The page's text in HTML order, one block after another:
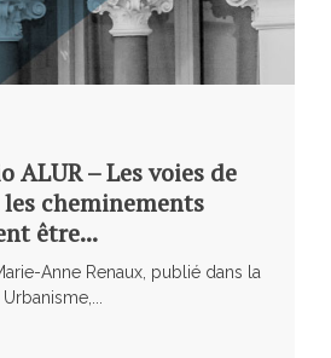
ALUR – Les voies de
cheminements
être...
Anne Renaux, publié dans la